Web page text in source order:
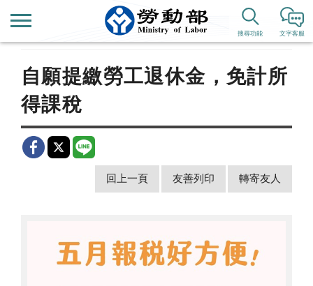
文字客服
搜尋功能
新聞公告 歷史新聞
自願提繳勞工退休金，免計所
得課稅
回上一頁 友善列印 轉寄友人